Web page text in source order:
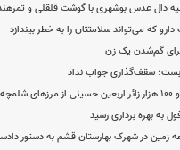
دال عدس بوشهری با گوشت قلقلی و
گم‌شدن یک زن
سقف‌گذاری جواب نداد
به بهره برداری رسید